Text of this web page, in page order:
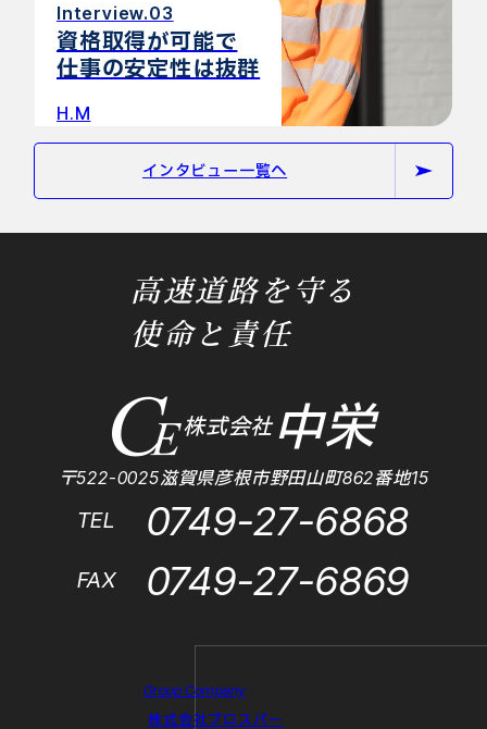
インタビュー一覧へ
Interview.03
資格取得が可能で
仕事の安定性は抜群
H.M
高速道路を守る
使命と責任
株式会社中栄
〒522-0025滋賀県彦根市野田山町862番地15
TEL 0749-27-6868
FAX 0749-27-6869
Group Company
株式会社プロスパー